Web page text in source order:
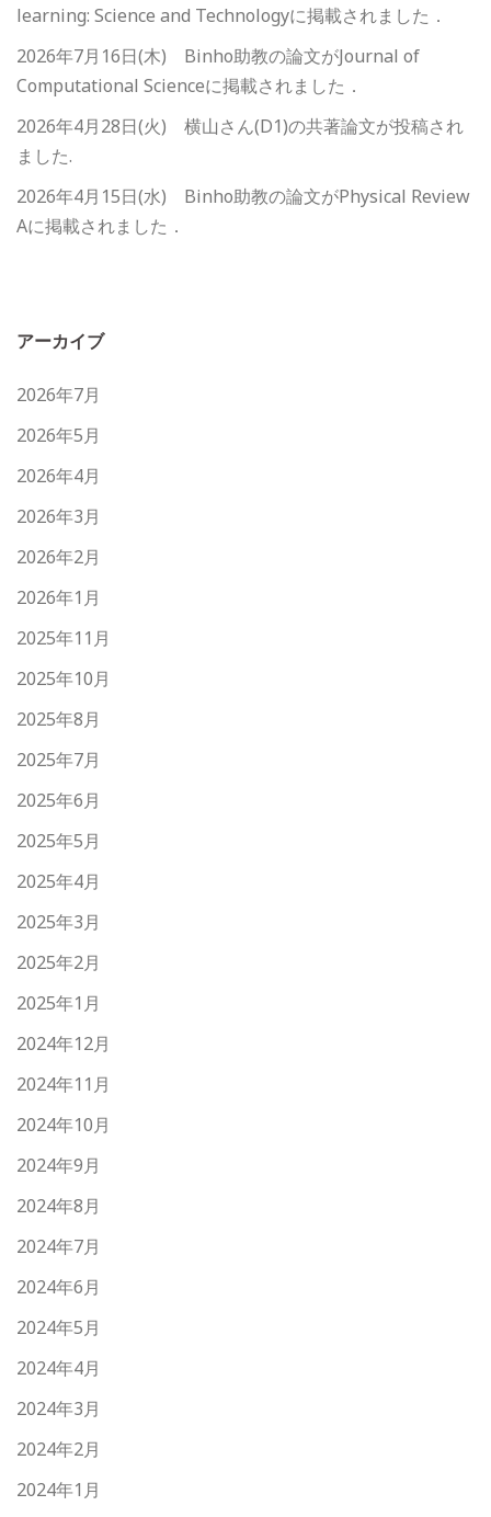
learning: Science and Technologyに掲載されました．
2026年7月16日(木) Binho助教の論文がJournal of
Computational Scienceに掲載されました．
2026年4月28日(火) 横山さん(D1)の共著論文が投稿され
ました.
2026年4月15日(水) Binho助教の論文がPhysical Review
Aに掲載されました．
アーカイブ
2026年7月
2026年5月
2026年4月
2026年3月
2026年2月
2026年1月
2025年11月
2025年10月
2025年8月
2025年7月
2025年6月
2025年5月
2025年4月
2025年3月
2025年2月
2025年1月
2024年12月
2024年11月
2024年10月
2024年9月
2024年8月
2024年7月
2024年6月
2024年5月
2024年4月
2024年3月
2024年2月
2024年1月